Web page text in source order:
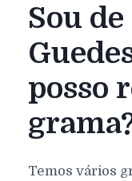
Sou
posso
Temos vários